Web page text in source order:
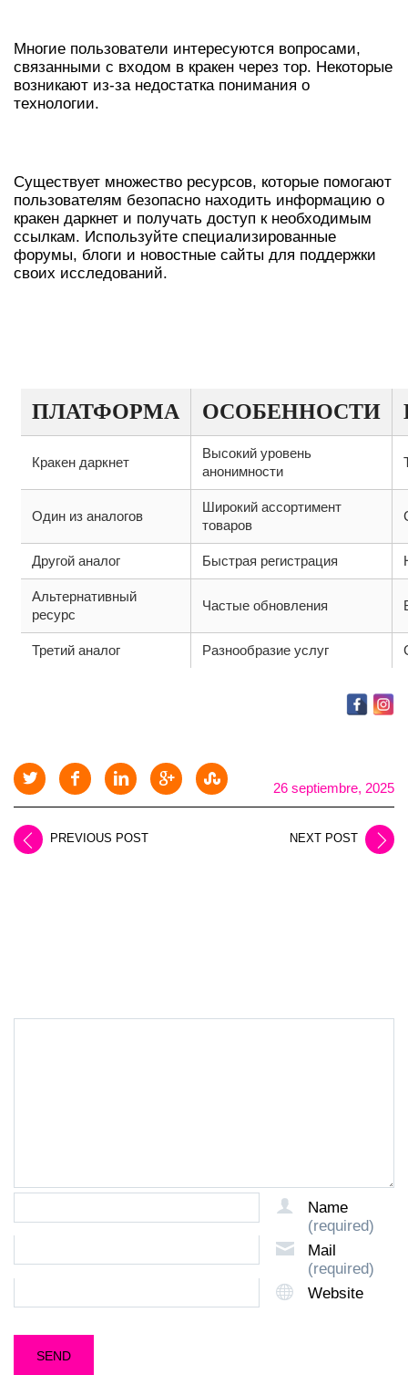
Многие пользователи интересуются вопросами,
связанными с входом в кракен через тор. Некоторые
возникают из-за недостатка понимания о
технологии.
Существует множество ресурсов, которые помогают
пользователям безопасно находить информацию о
кракен даркнет и получать доступ к необходимым
ссылкам. Используйте специализированные
форумы, блоги и новостные сайты для поддержки
своих исследований.
ПЛАТФОРМА ОСОБЕННОСТИ
Кракен даркнет
Высокий уровень
анонимности
Один из аналогов
Широкий ассортимент
товаров
Другой аналог Быстрая регистрация
Альтернативный
ресурс
Частые обновления
Третий аналог Разнообразие услуг
26 septiembre, 2025
PREVIOUS POST NEXT POST
Name
(required)
Mail
(required)
Website